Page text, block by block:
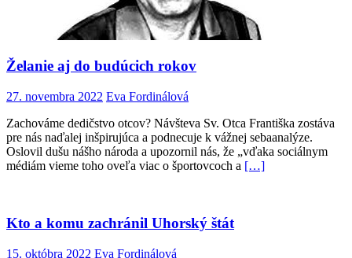
Želanie aj do budúcich rokov
27. novembra 2022 Eva Fordinálová
Zachováme dedičstvo otcov? Návšteva Sv. Otca Františka zostáva
pre nás naďalej inšpirujúca a podnecuje k vážnej sebaanalýze.
Oslovil dušu nášho národa a upozornil nás, že „vďaka sociálnym
médiám vieme toho oveľa viac o športovcoch a […]
Kto a komu zachránil Uhorský štát
15. októbra 2022 Eva Fordinálová